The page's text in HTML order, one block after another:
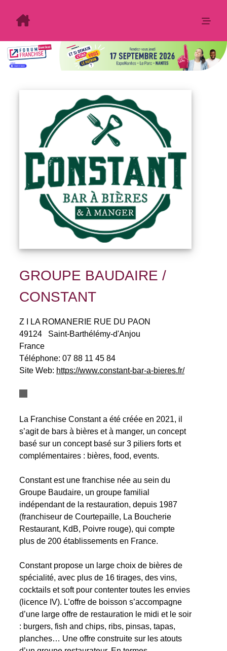
GROUPE BAUDAIRE /
CONSTANT
Z I LA ROMANERIE RUE DU PAON
49124
Saint-Barthélémy-d'Anjou
France
Téléphone: 07 88 11 45 84
Site Web: https://www.constant-bar-a-bieres.fr/
La Franchise Constant a été créée en 2021, il
s’agit de bars à bières et à manger, un concept
basé sur un concept basé sur 3 piliers forts et
complémentaires : bières, food, events.
Constant est une franchise née au sein du
Groupe Baudaire, un groupe familial
indépendant de la restauration, depuis 1987
(franchiseur de Courtepaille, La Boucherie
Restaurant, KdB, Poivre rouge), qui compte
plus de 200 établissements en France.
Constant propose un large choix de bières de
spécialité, avec plus de 16 tirages, des vins,
cocktails et soft pour contenter toutes les envies
(licence IV). L’offre de boisson s’accompagne
d’une large offre de restauration le midi et le soir
: burgers, fish and chips, ribs, pinsas, tapas,
planches… Une offre construite sur les atouts